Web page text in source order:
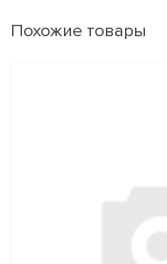
Похожие товары